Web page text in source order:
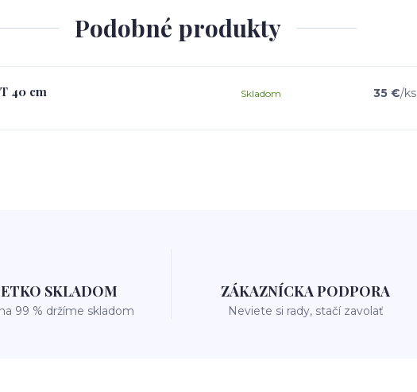
Podobné produkty
40 cm 35 €/ks
Skladom
SKLADOM
99 % držíme skladom
ZÁKAZNÍCKA PODPORA
Neviete si rady, stačí zavolať